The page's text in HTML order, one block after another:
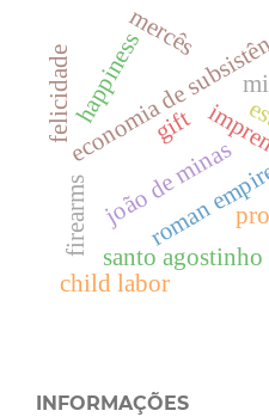
economia de
joão de minas
roman
happiness
felicidade
santo agostinho
gift
mercês
child labor
firearms
INFORMAÇÕES